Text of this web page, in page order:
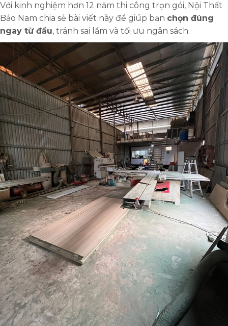
Với kinh nghiệm hơn 12 năm thi công trọn gói, Nội Thất
Bảo Nam chia sẻ bài viết này để giúp bạn chọn đúng
ngay từ đầu, tránh sai lầm và tối ưu ngân sách.